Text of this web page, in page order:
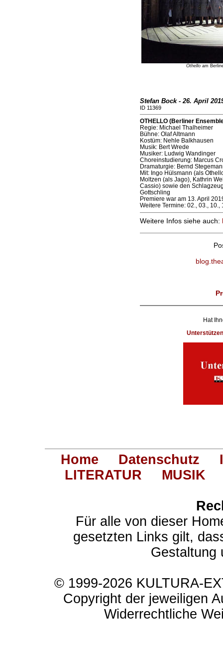
Othelloam
Stefan Bock - 26. April
ID 11369
OTHELLO (Berliner
Regie: Michael Thalheimer
Bühne: Olaf Altmann
Kostüm: Nehle Balkhausen
Musik: Bert Wrede
Musiker: Ludwig Wandinger
Choreinstudierung: Marcus
Dramaturgie: Bernd
Mit: Ingo Hülsmann (als
Moltzen (als Jago), Kathrin
Cassio) sowie den
Gottschling
Premiere war am 13. April
Weitere Termine: 02., 03., 10.,
Weitere Infos siehe auch:
Hat
Home Datenschutz
LITERATUR
MUSIK
Für alle von dieser
gesetzten Links gilt,
Gestaltung
© 1999-2026 KULTURA-
Copyright der jeweiligen
Widerrechtliche